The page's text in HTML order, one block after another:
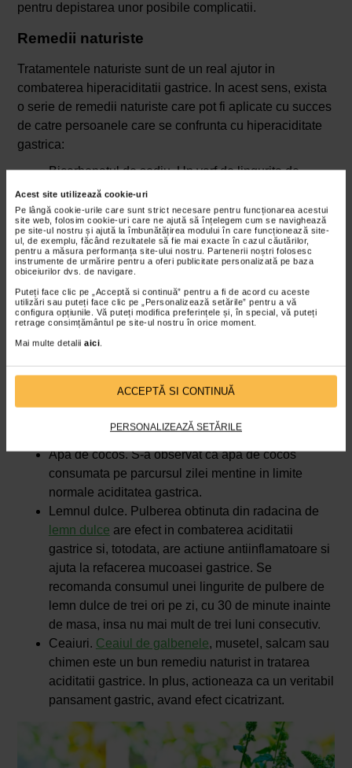
Acest site utilizează cookie-uri
Pe lângă cookie-urile care sunt strict necesare pentru funcționarea acestui
site web, folosim cookie-uri care ne ajută să înțelegem cum se navighează
pe site-ul nostru și ajută la îmbunătățirea modului în care funcționează site-
ul, de exemplu, făcând rezultatele să fie mai exacte în cazul căutărilor,
pentru a măsura performanța site-ului nostru. Partenerii noștri folosesc
instrumente de urmărire pentru a oferi publicitate personalizată pe baza
obiceiurilor dvs. de navigare.
Puteți face clic pe „Acceptă si continuă” pentru a fi de acord cu aceste
utilizări sau puteți face clic pe „Personalizează setările” pentru a vă
configura opțiunile. Vă puteți modifica preferințele și, în special, vă puteți
retrage consimțământul pe site-ul nostru în orice moment.
Mai multe detalii aici.
ACCEPTĂ SI CONTINUĂ
PERSONALIZEAZĂ SETĂRILE
pentru depistarea unor posibile complicatii.
Remedii naturiste
Tratamentele naturiste sunt de un real ajutor in
combaterea hiperaciditatii gastrice. In acest sens, exista
o serie de remedii naturiste care pot fi aplicate cu succes
de catre persoanele care se confrunta cu hiperaciditate
gastrica:
Bicarbonatul de sodiu. Un varf de lingurita de
bicarbonat de sodiu dizolvat intr-un pahar cu apa
reduce aciditatea gastrica si combate flatulenta.
Este de preferat sa se bea pe stomacul gol,
dimineata.
Calciul.Calciuldin lapte este un bun aliat in
reducerea aciditatii din stomac. Se recomanda un
pahar de lapte rece dupa masa.
Menta.Ceaiul de mentasau mestecarea frunzelor
de menta dupa masa poate reduce aciditatea
Ghimbirul. Ceaiul sau sucul de ghimbir are efecte
benefice in reglarea aciditatii gastrice. Se
Apa de cocos. S-a observat ca apa de cocos
consumata pe parcursul zilei mentine in limite
normale aciditatea gastrica.
Lemnul dulce. Pulberea obtinuta din radacina de
lemn dulce are efect in combaterea aciditatii
gastrice si, totodata, are actiune antiinflamatoare si
ajuta la refacerea mucoasei gastrice. Se
recomanda consumul unei lingurite de pulbere de
lemn dulce de trei ori pe zi, cu 30 de minute inainte
de masa, insa nu mai mult de trei luni consecutiv.
Ceaiuri. Ceaiul de galbenele, musetel, salcam sau
chimen este un bun remediu naturist in tratarea
aciditatii gastrice. In plus, actioneaza ca un veritabil
pansament gastric, avand efect cicatrizant.